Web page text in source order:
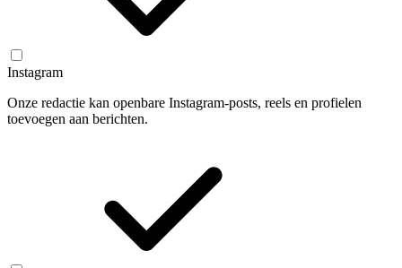
Instagram
Onze redactie kan openbare Instagram-posts, reels en profielen
toevoegen aan berichten.